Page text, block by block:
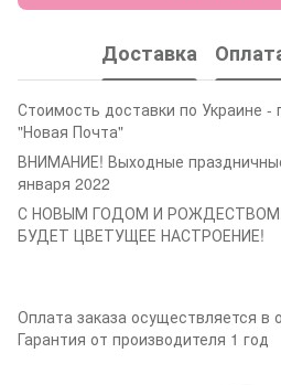
Доставка
Стоимость доставки по Украине -
"Новая Почта"
ВНИМАНИЕ! Выходные
января 2022
С НОВЫМ ГОДОМ И
БУДЕТ ЦВЕТУЩЕЕ НАСТРОЕНИЕ!
Оплата заказа осуществляется в
Гарантия от производителя 1 год